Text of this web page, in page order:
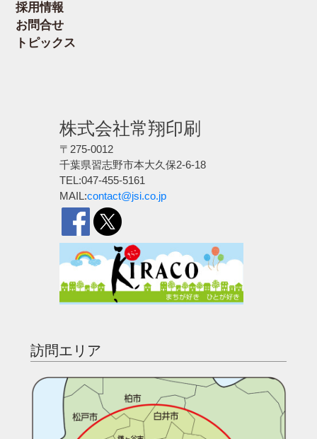
採用情報
お問合せ
トピックス
株式会社常翔印刷
〒275-0012
千葉県習志野市本大久保2-6-18
TEL:047-455-5161
MAIL:contact@jsi.co.jp
訪問エリア